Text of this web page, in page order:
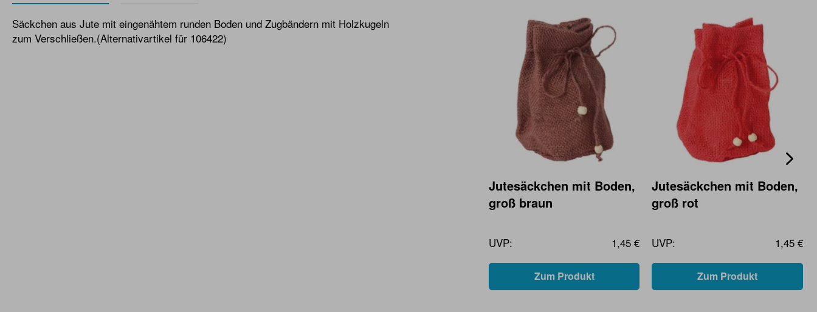
Säckchen aus Jute mit eingenähtem runden Boden und Zugbändern mit Holzkugeln
zum Verschließen.(Alternativartikel für 106422)
Jutesäckchen mit Boden,
groß braun
UVP: 1,45 €
Zum Produkt
Jutesäckchen mit Boden,
groß rot
UVP: 1,45 €
Zum Produkt